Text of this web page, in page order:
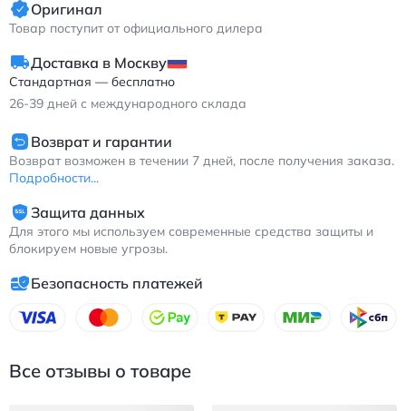
Оригинал
Товар поступит от официального дилера
Доставка в Москву
Стандартная — бесплатно
26-39 дней с международного склада
Возврат и гарантии
Возврат возможен в течении 7 дней, после получения заказа.
Подробности...
Защита данных
Для этого мы используем современные средства защиты и
блокируем новые угрозы.
Безопасность платежей
Все отзывы о товаре